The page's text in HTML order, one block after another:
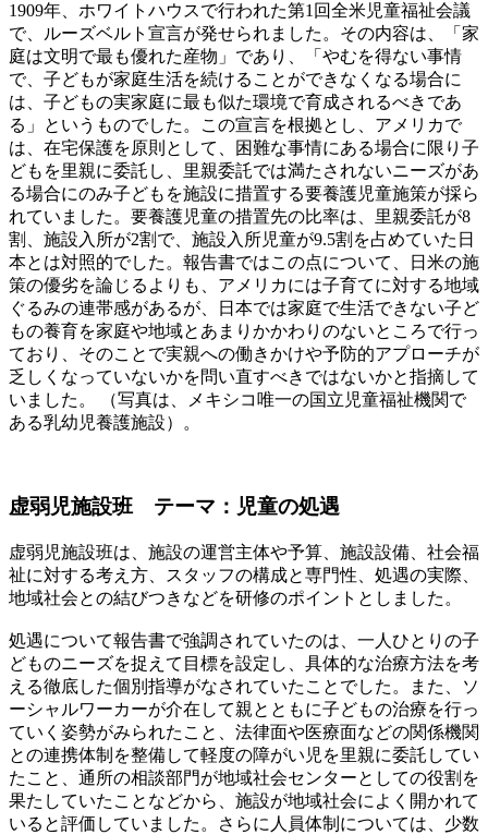
1909年、ホワイトハウスで行われた第1回全米児童福祉会議
で、ルーズベルト宣言が発せられました。その内容は、「家
庭は文明で最も優れた産物」であり、「やむを得ない事情
で、子どもが家庭生活を続けることができなくなる場合に
は、子どもの実家庭に最も似た環境で育成されるべきであ
る」というものでした。この宣言を根拠とし、アメリカで
は、在宅保護を原則として、困難な事情にある場合に限り子
どもを里親に委託し、里親委託では満たされないニーズがあ
る場合にのみ子どもを施設に措置する要養護児童施策が採ら
れていました。要養護児童の措置先の比率は、里親委託が8
割、施設入所が2割で、施設入所児童が9.5割を占めていた日
本とは対照的でした。報告書ではこの点について、日米の施
策の優劣を論じるよりも、アメリカには子育てに対する地域
ぐるみの連帯感があるが、日本では家庭で生活できない子ど
もの養育を家庭や地域とあまりかかわりのないところで行っ
ており、そのことで実親への働きかけや予防的アプローチが
乏しくなっていないかを問い直すべきではないかと指摘して
いました。 （写真は、メキシコ唯一の国立児童福祉機関で
ある乳幼児養護施設）。
虚弱児施設班 テーマ：児童の処遇
虚弱児施設班は、施設の運営主体や予算、施設設備、社会福
祉に対する考え方、スタッフの構成と専門性、処遇の実際、
地域社会との結びつきなどを研修のポイントとしました。
処遇について報告書で強調されていたのは、一人ひとりの子
どものニーズを捉えて目標を設定し、具体的な治療方法を考
える徹底した個別指導がなされていたことでした。また、ソ
ーシャルワーカーが介在して親とともに子どもの治療を行っ
ていく姿勢がみられたこと、法律面や医療面などの関係機関
との連携体制を整備して軽度の障がい児を里親に委託してい
たこと、通所の相談部門が地域社会センターとしての役割を
果たしていたことなどから、施設が地域社会によく開かれて
いると評価していました。さらに人員体制については、少数